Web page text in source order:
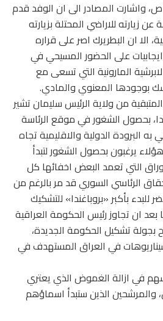
واشارت المصادر الى ان الوفد قدم
عن زيارته للاراضي المحتلة بزيارته
الا ان البطريرك اصر على قراره
ايجابيات على الحضور المسيحي في
المارونية التي تسعى مع
بوجودها المعنوي والمادي.
المتبقية من ولاية الرئيس سليمان تشير
بحصول الشغور في موقع الرئاسة
البرودة الدولية والاقليمية تجاه
يرغبون بحصول الشغور لتبدأ
التي تعمد البعض اخفائها كل
الرئاسي السوري قد مر بالرغم من
للبدء بأكبر «بروباغندا» للتشكيك
بعد ان تجاوز رئيس الحكومة العراقية
بجولة تشكيل الحكومة الجديدة،
في العراق المستهدف في
في ازالة الغموض الذي يعتري
والمرشحين الذين ستبدأ اسماؤهم